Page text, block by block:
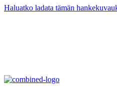
Haluatko ladata tämän